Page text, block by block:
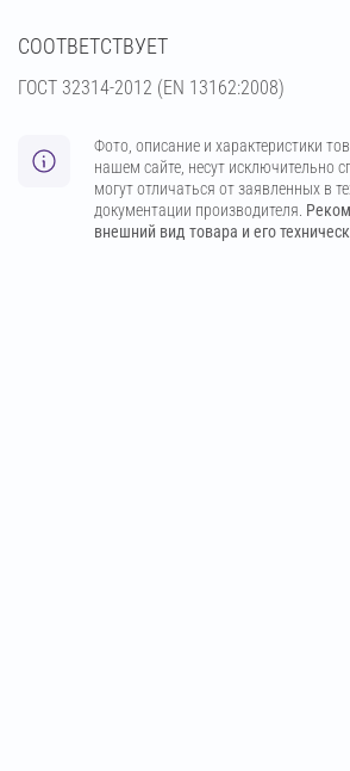
СООТВЕТСТВУЕТ
ГОСТ 32314-2012 (ЕN 13162:2008)
Фото, описание и характеристики
нашем сайте, несут исключительно
могут отличаться от заявленных в
документации производителя.
внешний вид товара и его